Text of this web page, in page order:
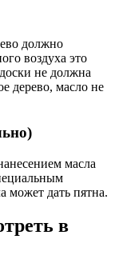
должно
воздуха это
не должна
дерево, масло не
масла
может дать пятна.
в